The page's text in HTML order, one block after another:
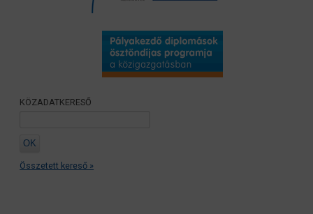
KÖZADATKERESŐ
Összetett kereső »